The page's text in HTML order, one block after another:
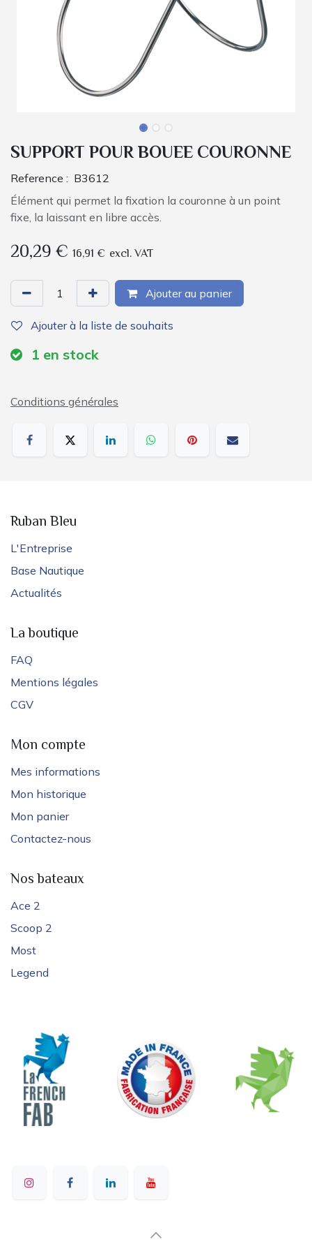
SUPPORT POUR BOUEE COURONNE
Reference : B3612
Élément qui permet la fixation la couronne à un point
fixe, la laissant en libre accès.
20,29€ 16,91 € excl. VAT
Ajouter au panier
Ajouter à la liste de souhaits
1 en stock
Conditions générales
Ruban Bleu
L'Entreprise
Base Nautique
Actualités
La boutique
FAQ
Mentions légales
CGV
Mon compte
Mes informations
Mon historique
Mon panier
Contactez-nous
Nos bateaux
Ace 2
Scoop 2
Most
Legend